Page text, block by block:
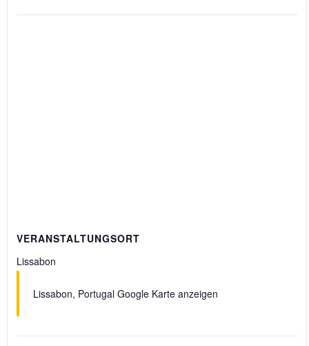
VERANSTALTUNGSORT
Lissabon
Lissabon, Portugal Google Karte anzeigen